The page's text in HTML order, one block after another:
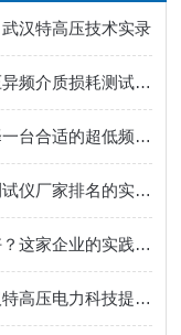
汉特高压技术实录
化工电力绝缘检测优选！武汉特高压异频介质损耗测试仪精准可靠
在等效、安全与高效之间：如何选择一台合适的超低频高压发生器？
可靠性验证：武汉特高压继电保护测试仪厂家排名的实践价值
互感器伏安特性测试仪谁家的比较好？这家企业的实践案例告诉你答案
全自动电容电感测试仪哪家好？武汉特高压电力科技提供可靠解决方案